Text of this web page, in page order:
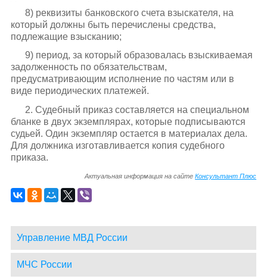
8) реквизиты банковского счета взыскателя, на
который должны быть перечислены средства,
подлежащие взысканию;
9) период, за который образовалась взыскиваемая
задолженность по обязательствам,
предусматривающим исполнение по частям или в
виде периодических платежей.
2. Судебный приказ составляется на специальном
бланке в двух экземплярах, которые подписываются
судьей. Один экземпляр остается в материалах дела.
Для должника изготавливается копия судебного
приказа.
Актуальная информация на сайтеКонсультант Плюс
Управление МВД России
МЧС России